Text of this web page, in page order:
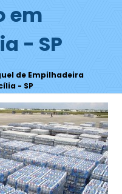
em
- SP
de Empilhadeira
- SP